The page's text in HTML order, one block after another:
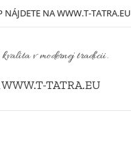
NÁJDETE NA WWW.T-TATRA.EU
v modernej tradícii.
TATRA.EU